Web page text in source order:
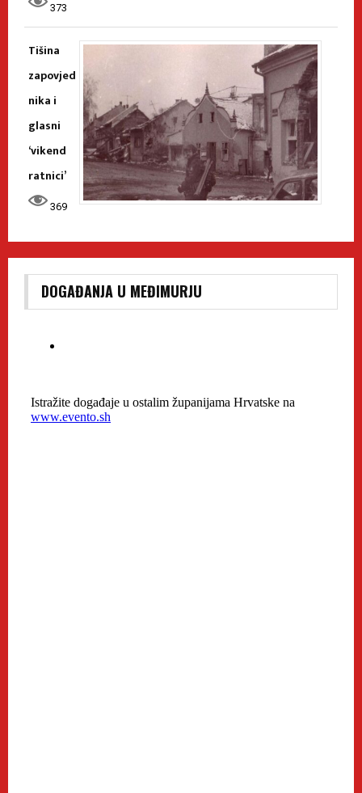
373
Tišina
zapovjed
nika i
glasni
‘vikend
ratnici’
369
DOGAĐANJA U MEĐIMURJU